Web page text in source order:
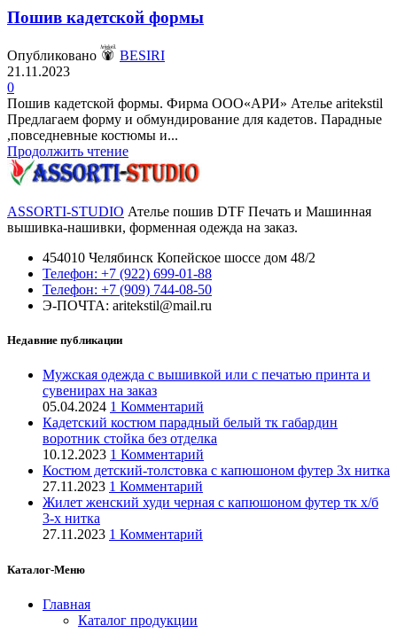
Пошив кадетской формы
Опубликовано
BESIRI
21.11.2023
0
Пошив кадетской формы. Фирма ООО«АРИ» Ателье aritekstil
Предлагаем форму и обмундирование для кадетов. Парадные
,повседневные костюмы и...
Продолжить чтение
ASSORTI-STUDIO Ателье пошив DTF Печать и Машинная
вышивка-нашивки, форменная одежда на заказ.
454010 Челябинск Копейское шоссе дом 48/2
Телефон: +7 (922) 699-01-88
Телефон: +7 (909) 744-08-50
Э-ПОЧТА: aritekstil@mail.ru
Недавние публикации
Мужская одежда с вышивкой или с печатью принта и
сувенирах на заказ
05.04.2024 1 Комментарий
Кадетский костюм парадный белый тк габардин
воротник стойка без отделка
10.12.2023 1 Комментарий
Костюм детский-толстовка с капюшоном футер 3х нитка
27.11.2023 1 Комментарий
Жилет женский худи черная с капюшоном футер тк х/б
3-х нитка
27.11.2023 1 Комментарий
Каталог-Меню
Главная
Каталог продукции